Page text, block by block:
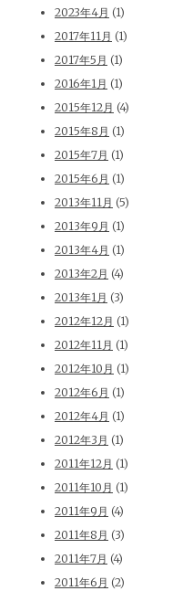
2023年4月 (1)
2017年11月 (1)
2017年5月 (1)
2016年1月 (1)
2015年12月 (4)
2015年8月 (1)
2015年7月 (1)
2015年6月 (1)
2013年11月 (5)
2013年9月 (1)
2013年4月 (1)
2013年2月 (4)
2013年1月 (3)
2012年12月 (1)
2012年11月 (1)
2012年10月 (1)
2012年6月 (1)
2012年4月 (1)
2012年3月 (1)
2011年12月 (1)
2011年10月 (1)
2011年9月 (4)
2011年8月 (3)
2011年7月 (4)
2011年6月 (2)